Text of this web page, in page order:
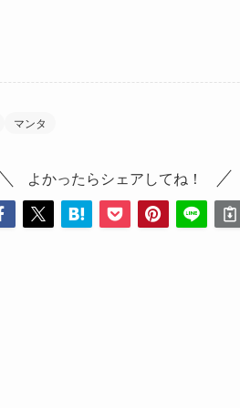
マンタ
よかったらシェアしてね！